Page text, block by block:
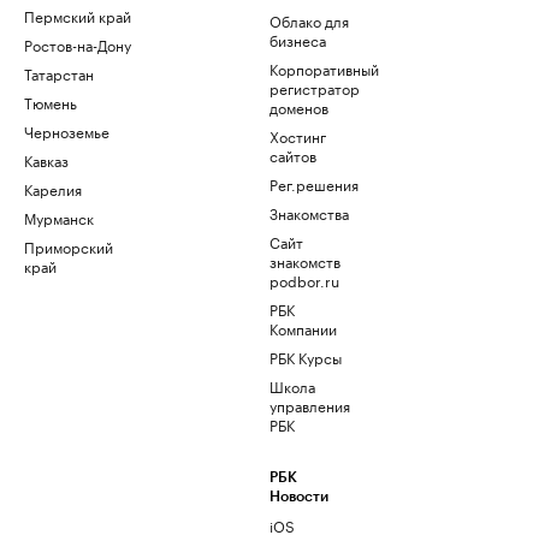
Пермский край
Ростов-на-Дону
Татарстан
Тюмень
Черноземье
Кавказ
Карелия
Мурманск
Приморский
край
Облако для
бизнеса
Корпоративный
регистратор
доменов
Хостинг
сайтов
Рег.решения
Знакомства
Сайт
знакомств
podbor.ru
РБК
Компании
РБК Курсы
Школа
управления
РБК
РБК
Новости
iOS